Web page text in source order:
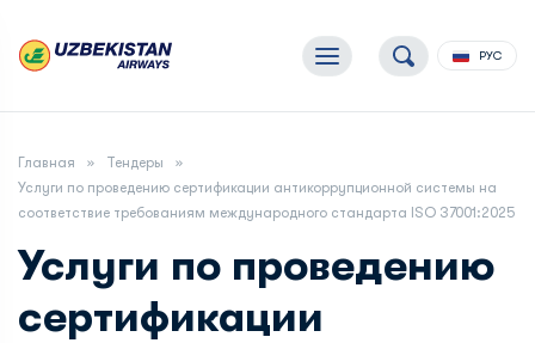
РУС
Главная
Тендеры
Услуги по проведению сертификации антикоррупционной системы на
соответствие требованиям международного стандарта ISO 37001:2025
Услуги по проведению
сертификации